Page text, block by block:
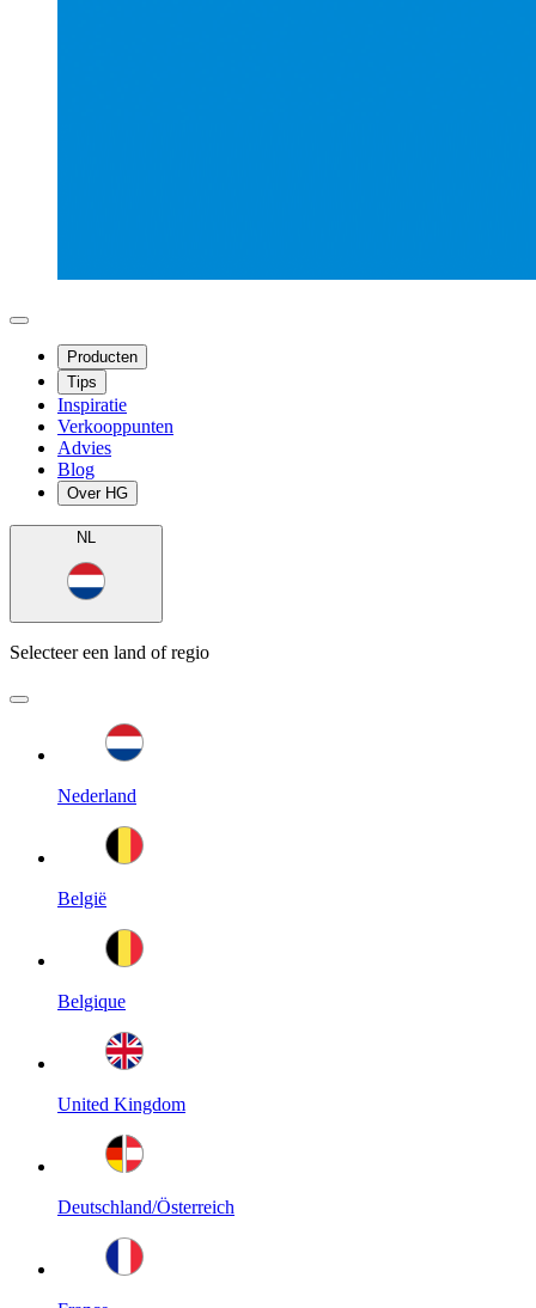
Producten
Tips
Inspiratie
Verkooppunten
Advies
Blog
Over HG
NL
Selecteer een land of regio
Nederland
België
Belgique
United Kingdom
Deutschland/Österreich